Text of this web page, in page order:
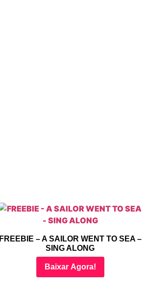
FREEBIE – A SAILOR WENT TO SEA –
SING ALONG
Baixar Agora!